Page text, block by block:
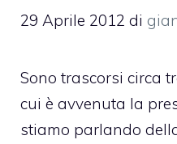
29 Aprile 2012 di
Sono trascorsi circa
cui è avvenuta la
stiamo parlando